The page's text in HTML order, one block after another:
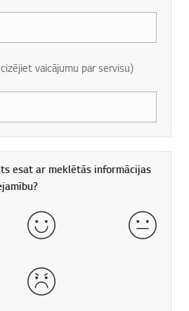
vaicājumu par servisu)
lauks
esat ar meklētās informācijas
labs normāls
ļoti slikts